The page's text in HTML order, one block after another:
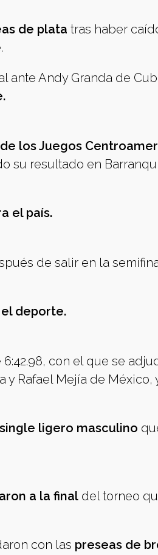
de plata tras haber
ante Andy Granda de
los Juegos
su resultado en
el país.
de salir en la
deporte.
con el que se
y Rafael Mejía de México,
ligero masculino
a la final del torneo
con las preseas de